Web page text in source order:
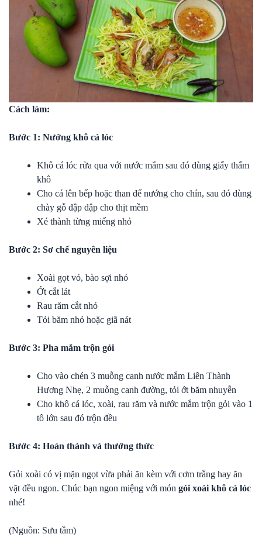
Cách làm:
Bước 1: Nướng khô cá lóc
Khô cá lóc rửa qua với nước mắm sau đó dùng giấy thấm
khô
Cho cá lên bếp hoặc than để nướng cho chín, sau đó dùng
chày gỗ đập dập cho thịt mềm
Xé thành từng miếng nhỏ
Bước 2: Sơ chế nguyên liệu
Xoài gọt vỏ, bào sợi nhỏ
Ớt cắt lát
Rau răm cắt nhỏ
Tỏi băm nhỏ hoặc giã nát
Bước 3: Pha mắm trộn gỏi
Cho vào chén 3 muỗng canh nước mắm Liên Thành
Hương Nhẹ, 2 muỗng canh đường, tỏi ớt băm nhuyễn
Cho khô cá lóc, xoài, rau răm và nước mắm trộn gỏi vào 1
tô lớn sau đó trộn đều
Bước 4: Hoàn thành và thưởng thức
Gỏi xoài có vị mặn ngọt vừa phải ăn kèm với cơm trắng hay ăn
vặt đều ngon. Chúc bạn ngon miệng với món gỏi xoài khô cá lóc
nhé!
(Nguồn: Sưu tầm)